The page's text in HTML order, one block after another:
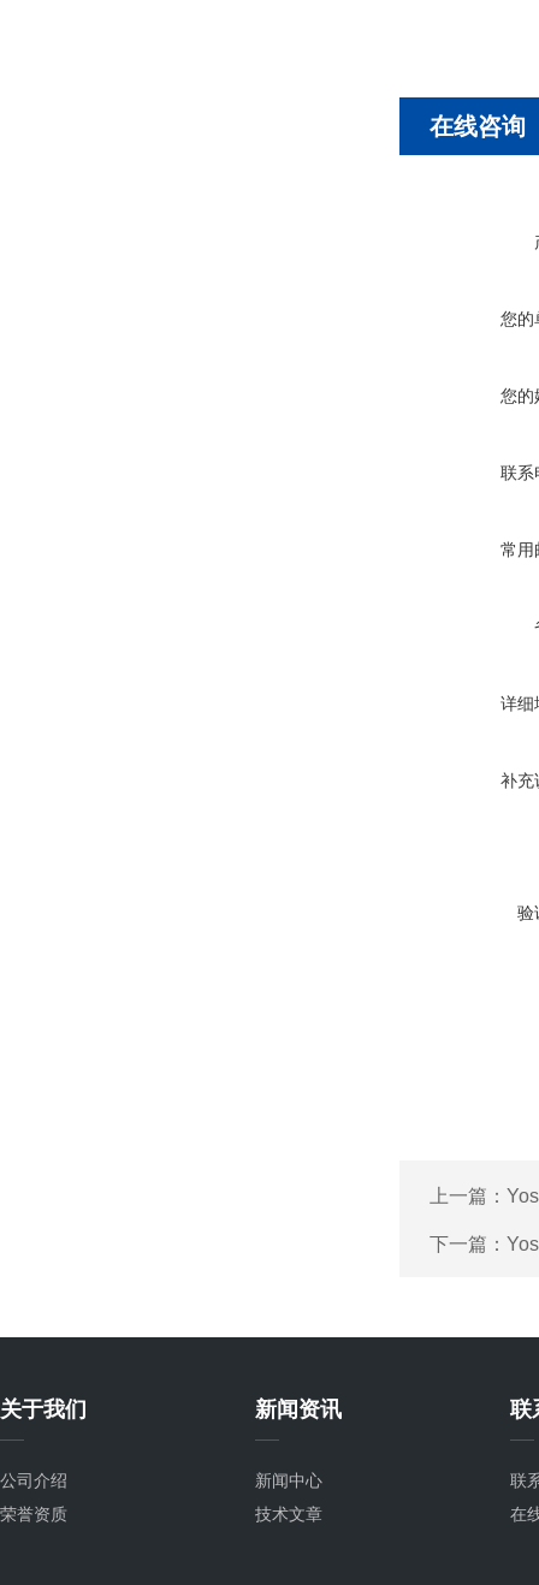
在线咨询
您的
您的
联系
常用
详细
补充
验
上一篇：
下一篇：
关于我们
公司介绍
荣誉资质
新闻资讯
新闻中心
技术文章
联
联
在